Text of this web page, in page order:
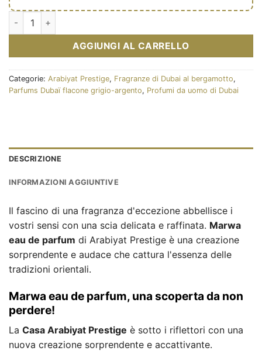
Marwa - Eau de parfum masculine (flacon gris 100 ml) -
AGGIUNGI AL CARRELLO
Categorie: Arabiyat Prestige, Fragranze di Dubai al bergamotto,
Parfums Dubaï flacone grigio-argento, Profumi da uomo di Dubai
DESCRIZIONE
INFORMAZIONI AGGIUNTIVE
Il fascino di una fragranza d'eccezione abbellisce i
vostri sensi con una scia delicata e raffinata. Marwa
eau de parfum di Arabiyat Prestige è una creazione
sorprendente e audace che cattura l'essenza delle
tradizioni orientali.
Marwa eau de parfum, una scoperta da non
perdere!
La Casa Arabiyat Prestige è sotto i riflettori con una
nuova creazione sorprendente e accattivante.